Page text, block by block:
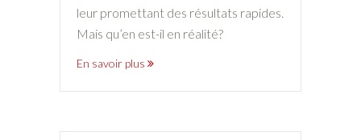
leur promettant des résultats rapides.
Mais qu’en est-il en réalité?
En savoir plus